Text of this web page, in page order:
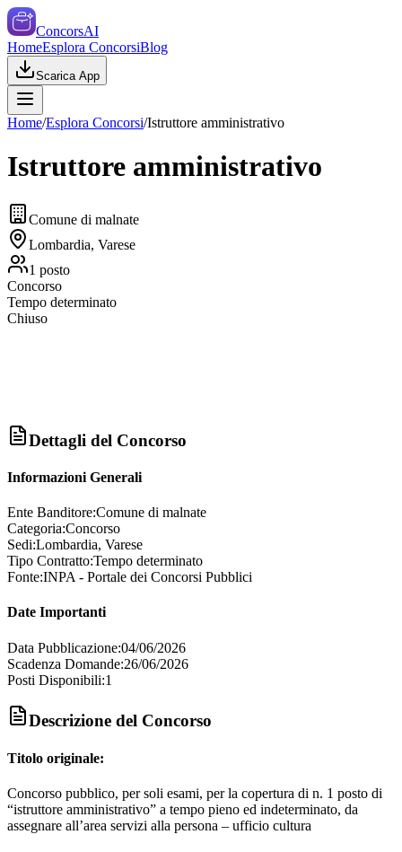
ConcorsAI
HomeEsplora ConcorsiBlog
Scarica App
Home/Esplora Concorsi/Istruttore amministrativo
Istruttore amministrativo
Comune di malnate
Lombardia, Varese
1 posto
Concorso
Tempo determinato
Chiuso
Dettagli del Concorso
Informazioni Generali
Ente Banditore:Comune di malnate
Categoria:Concorso
Sedi:Lombardia, Varese
Tipo Contratto:Tempo determinato
Fonte:INPA - Portale dei Concorsi Pubblici
Date Importanti
Data Pubblicazione:04/06/2026
Scadenza Domande:26/06/2026
Posti Disponibili:1
Descrizione del Concorso
Titolo originale:
Concorso pubblico, per soli esami, per la copertura di n. 1 posto di
“istruttore amministrativo” a tempo pieno ed indeterminato, da
assegnare all’area servizi alla persona – ufficio cultura